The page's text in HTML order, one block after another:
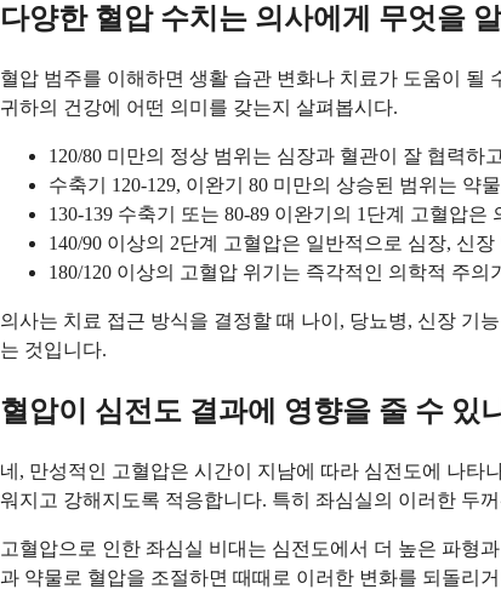
다양한 혈압 수치는 의사에게 무엇을
혈압 범주를 이해하면 생활 습관 변화나 치료가 도움이 될
귀하의 건강에 어떤 의미를 갖는지 살펴봅시다.
120/80 미만의 정상 범위는 심장과 혈관이 잘 협력
수축기 120-129, 이완기 80 미만의 상승된 범위는
130-139 수축기 또는 80-89 이완기의 1단계 고혈압
140/90 이상의 2단계 고혈압은 일반적으로 심장, 신
180/120 이상의 고혈압 위기는 즉각적인 의학적 주
의사는 치료 접근 방식을 결정할 때 나이, 당뇨병, 신장 기
는 것입니다.
혈압이 심전도 결과에 영향을 줄 수 있
네, 만성적인 고혈압은 시간이 지남에 따라 심전도에 나타
워지고 강해지도록 적응합니다. 특히 좌심실의 이러한 두
고혈압으로 인한 좌심실 비대는 심전도에서 더 높은 파형
과 약물로 혈압을 조절하면 때때로 이러한 변화를 되돌리